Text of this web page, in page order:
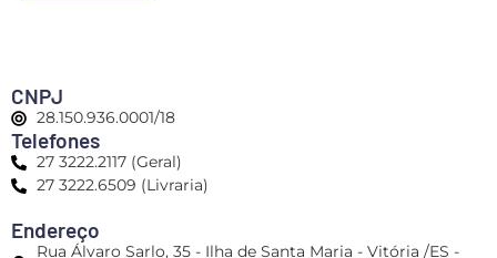
CNPJ
28.150.936.0001/18
Telefones
27 3222.2117 (Geral)
27 3222.6509 (Livraria)
Endereço
Rua Álvaro Sarlo, 35 - Ilha de Santa Maria - Vitória /ES -